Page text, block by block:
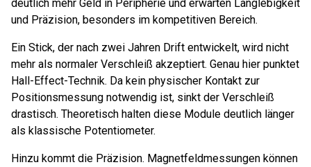
deutlich mehr Geld in Peripherie und erwarten Langlebigkeit
und Präzision, besonders im kompetitiven Bereich.
Ein Stick, der nach zwei Jahren Drift entwickelt, wird nicht
mehr als normaler Verschleiß akzeptiert. Genau hier punktet
Hall-Effect-Technik. Da kein physischer Kontakt zur
Positionsmessung notwendig ist, sinkt der Verschleiß
drastisch. Theoretisch halten diese Module deutlich länger
als klassische Potentiometer.
Hinzu kommt die Präzision. Magnetfeldmessungen können